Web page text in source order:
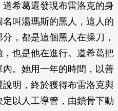
希葛還發現布雷洛克的身
叫湯瑪斯的黑人，這人的
，都是這個黑人在操刀，
也是他在進行。道希葛把
。她用一年的時間，以善
明，終於獲得布雷洛克與
以人工導管，由鎖骨下動